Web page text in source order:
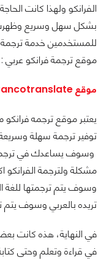
الفرانكو ولهذا كانت
بشكل سهل وسريع وظهرت
للمستخدمين خدمة
موقع ترجمة فرانكو عربي :
موقع francotranslate
يعتبر موقع ترجمه
توفير ترجمة سهلة
وسوف يساعدك في ترجمة
مشكلة ولترجمة
وسوف يتم ترجمتها للغة
تريده بالعربي وسوف يتم
في النهاية، هذه كانت
في قراءة وتعلم وحتى